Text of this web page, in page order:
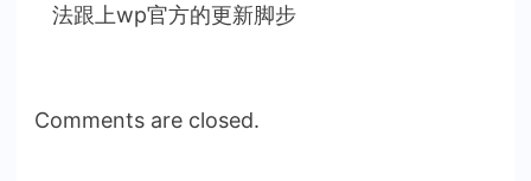
法跟上wp官方的更新脚步
Comments are closed.